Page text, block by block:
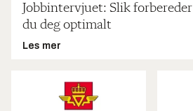
Jobbintervjuet: Slik forbereder
du deg optimalt
Les mer